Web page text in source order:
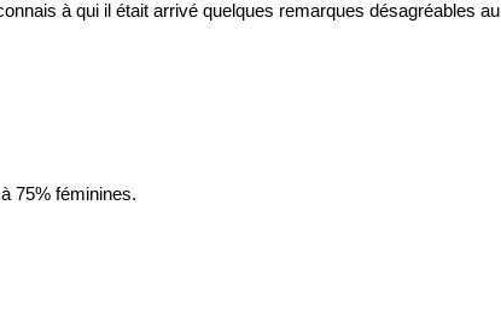
à qui il était arrivé quelques remarques désagréables au
75% féminines.